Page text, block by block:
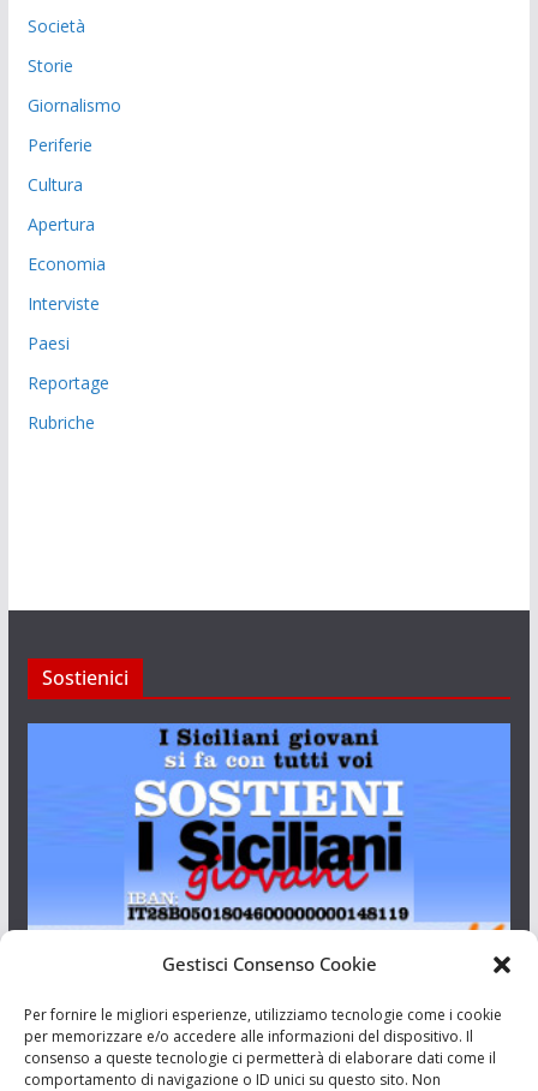
Gestisci Consenso Cookie
Per fornire le migliori esperienze, utilizziamo tecnologie come i cookie
per memorizzare e/o accedere alle informazioni del dispositivo. Il
consenso a queste tecnologie ci permetterà di elaborare dati come il
comportamento di navigazione o ID unici su questo sito. Non
Società
Storie
Giornalismo
Periferie
Cultura
Apertura
Economia
Interviste
Paesi
Reportage
Rubriche
Sostienici
Aut. del tribunale di Catania n.23/2011 del 20/09/2011 Dir.